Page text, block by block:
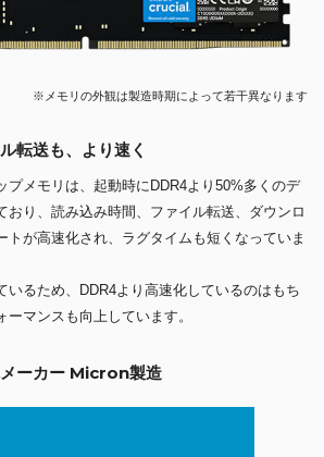
※メモリの外観は製造時期によって若干異なります
転送も、より速く
プメモリは、起動時にDDR4より50%多くのデ
おり、読み込み時間、ファイル転送、ダウンロ
トが高速化され、ラグタイムも短くなっていま
いるため、DDR4より高速化しているのはもち
マンスも向上しています。
ーカー Micron製造